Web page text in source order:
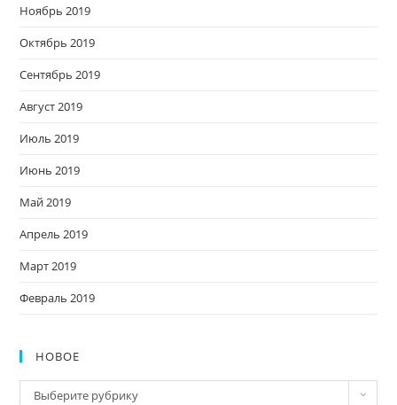
Ноябрь 2019
Октябрь 2019
Сентябрь 2019
Август 2019
Июль 2019
Июнь 2019
Май 2019
Апрель 2019
Март 2019
Февраль 2019
НОВОЕ
Новое
Выберите рубрику